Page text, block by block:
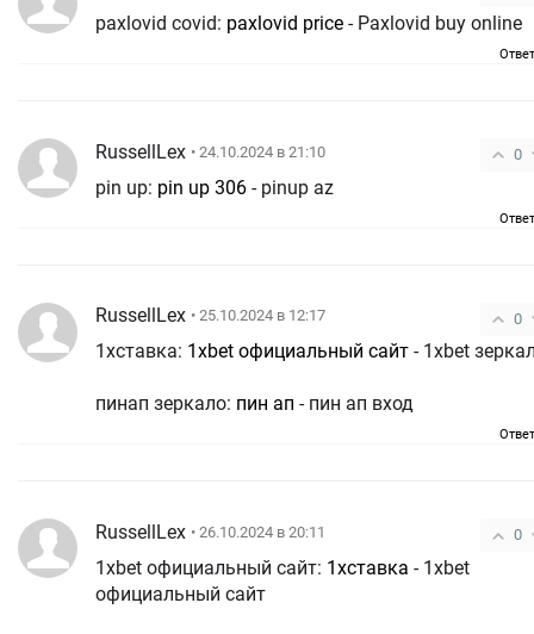
paxlovid covid: paxlovid price - Paxlovid buy online
0
RussellLex • 24.10.2024 в 21:10
pin up: pin up 306 - pinup az
0
RussellLex • 25.10.2024 в 12:17
1хставка: 1xbet официальный сайт - 1xbet
пинап зеркало: пин ап - пин ап вход
0
RussellLex • 26.10.2024 в 20:11
1xbet официальный сайт: 1хставка - 1xbet
официальный сайт